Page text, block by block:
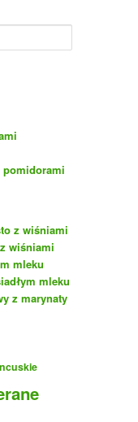
pomidorami
z wiśniami
wiśniami
mleku
mleku
z marynaty